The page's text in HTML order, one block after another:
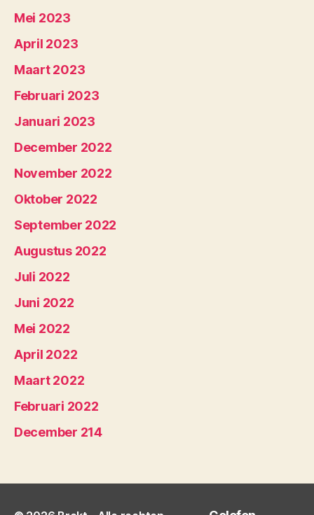
Mei 2023
April 2023
Maart 2023
Februari 2023
Januari 2023
December 2022
November 2022
Oktober 2022
September 2022
Augustus 2022
Juli 2022
Juni 2022
Mei 2022
April 2022
Maart 2022
Februari 2022
December 214